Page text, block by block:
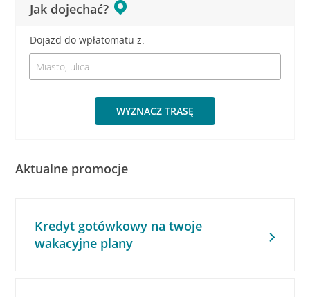
Jak dojechać?
Dojazd do wpłatomatu z:
WYZNACZ TRASĘ
Aktualne promocje
Kredyt gotówkowy na twoje
wakacyjne plany